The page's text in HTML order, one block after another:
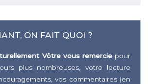
ON FAIT QUOI ?
Vôtre vous remerciepour
plus nombreuses, votre lecture
vos commentaires (en